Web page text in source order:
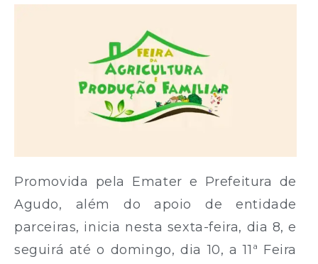
Promovida pela Emater e Prefeitura de
Agudo, além do apoio de entidade
parceiras, inicia nesta sexta-feira, dia 8, e
seguirá até o domingo, dia 10, a 11ª Feira